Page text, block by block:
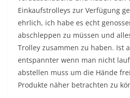
Einkaufstrolleys zur Verfügung
ehrlich, ich habe es echt
abschleppen zu müssen und
Trolley zusammen zu haben. Ist
entspannter wenn man nicht
abstellen muss um die Hände
Produkte näher betrachten zu